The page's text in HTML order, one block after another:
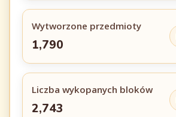
Wytworzone przedmioty
1,790
Liczba wykopanych bloków
2,743